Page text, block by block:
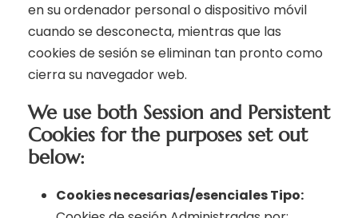
en su ordenador personal o dispositivo móvil
cuando se desconecta, mientras que las
cookies de sesión se eliminan tan pronto como
cierra su navegador web.
We use both Session and Persistent
Cookies for the purposes set out
below:
Cookies necesarias/esenciales Tipo: